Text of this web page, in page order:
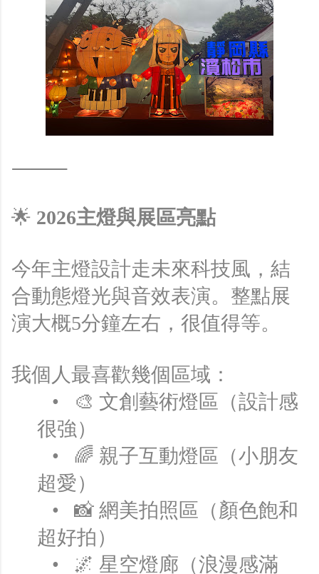
⸻
🌟 2026主燈與展區亮點
今年主燈設計走未來科技風，結
合動態燈光與音效表演。整點展
演大概5分鐘左右，很值得等。
我個人最喜歡幾個區域：
• 🎨 文創藝術燈區（設計感
很強）
• 🌈 親子互動燈區（小朋友
超愛）
• 📸 網美拍照區（顏色飽和
超好拍）
• 🌌 星空燈廊（浪漫感滿